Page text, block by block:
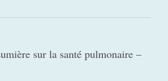
sur la santé pulmonaire –